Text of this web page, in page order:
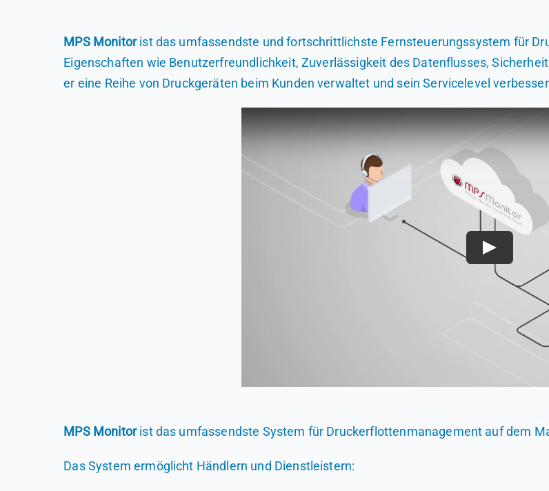
MPS Monitorist das umfassendste und fortschrittlichste Fernsteuerungssystem für
Eigenschaften wie Benutzerfreundlichkeit, Zuverlässigkeit des Datenflusses,
er eine Reihe von Druckgeräten beim Kunden verwaltet und sein Servicelevel
MPS Monitorist das umfassendste System für Druckerflottenmanagement auf dem
Das System ermöglicht Händlern und Dienstleistern: